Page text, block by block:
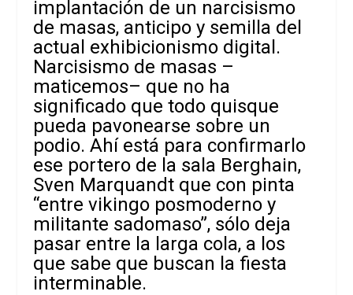
implantación de un narcisismo
de masas, anticipo y semilla del
actual exhibicionismo digital.
Narcisismo de masas –
maticemos– que no ha
significado que todo quisque
pueda pavonearse sobre un
podio. Ahí está para confirmarlo
ese portero de la sala Berghain,
Sven Marquandt que con pinta
“entre vikingo posmoderno y
militante sadomaso”, sólo deja
pasar entre la larga cola, a los
que sabe que buscan la fiesta
interminable.